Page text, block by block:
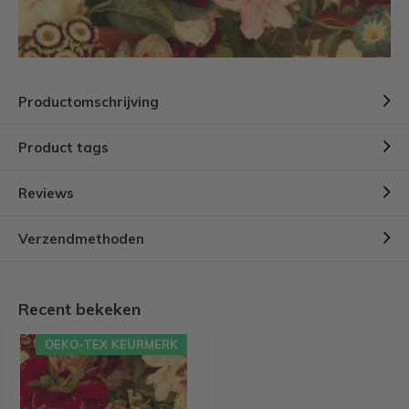
Productomschrijving
Product tags
Reviews
Verzendmethoden
Recent bekeken
OEKO-TEX KEURMERK